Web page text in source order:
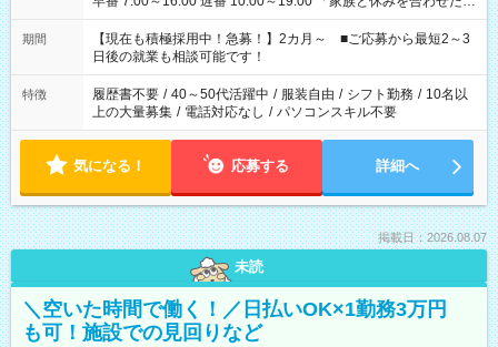
い」 「余裕を持って夕飯の準備がしたい」 「できれば残業はし
たくない」 など、ご希望を教えてくださいね。 ※Wワーク希望
の方へ 今ご覧のお仕事で希望する勤務時間と、もう1つのお仕事
の勤務時間。 合計で週40時間を超える場合は応募できません。
期間
【現在も積極採用中！急募！】2カ月～ ■ご応募から最短2～3
日後の就業も相談可能です！
特徴 履歴書不要 / 40～50代活躍中 / 服装自由 / シフト勤務 / 10名以
上の大量募集 / 電話対応なし / パソコンスキル不要
気になる！ 応募する 詳細へ
掲載日：2026.08.07
未読
＼空いた時間で働く！／日払いOK×1勤務3万円
も可！施設での見回りなど